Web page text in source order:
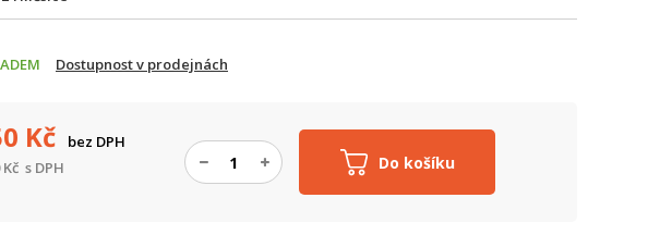
Dostupnost v prodejnách
Do košíku
Kč
bez DPH
Kč s DPH